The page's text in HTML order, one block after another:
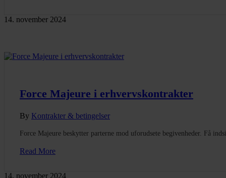
14. november 2024
Force Majeure i erhvervskontrakter
By Kontrakter & betingelser
Force Majeure beskytter parterne mod uforudsete begivenheder. Få
Read More
14. november 2024